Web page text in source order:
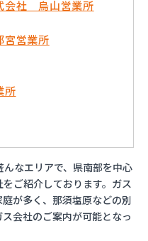
会社 烏山営業所
営業所
所
営業所
なエリアで、県南部を中心
ご紹介しております。ガス
が多く、那須塩原などの別
会社のご案内が可能となっ